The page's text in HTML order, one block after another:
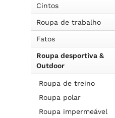
Cintos
Roupa de trabalho
Fatos
Roupa desportiva &
Outdoor
Roupa de treino
Roupa polar
Roupa impermeável